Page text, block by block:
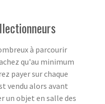
à parcourir
qu'au minimum
payer sur chaque
vendu alors avant
un objet en salle des